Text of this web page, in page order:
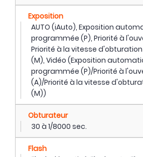
Exposition
AUTO (iAuto), Exposition
programmée (P), Priorité à
Priorité à la vitesse d'obturation
(M), Vidéo (Exposition
programmée (P)/Priorité à
(A)/Priorité à la vitesse
(M))
Obturateur
30 à 1/8000 sec.
Flash